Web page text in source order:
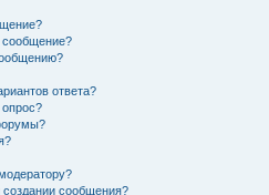
сообщение?
ответа?
опрос?
создании сообщения?